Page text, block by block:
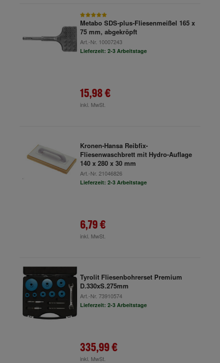
Metabo SDS-plus-Fliesenmeißel 165 x
75 mm, abgekröpft
Art.-Nr. 10007243
Lieferzeit: 2-3 Arbeitstage
15,98 €
inkl. MwSt.
Kronen-Hansa Reibfix-
Fliesenwaschbrett mit Hydro-Auflage
140 x 280 x 30 mm
Art.-Nr. 21046826
Lieferzeit: 2-3 Arbeitstage
6,79 €
inkl. MwSt.
Tyrolit Fliesenbohrerset Premium
D.330xS.275mm
Art.-Nr. 73910574
Lieferzeit: 2-3 Arbeitstage
335,99 €
inkl. MwSt.